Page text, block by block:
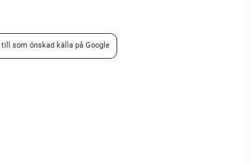
till som önskad källa på Google